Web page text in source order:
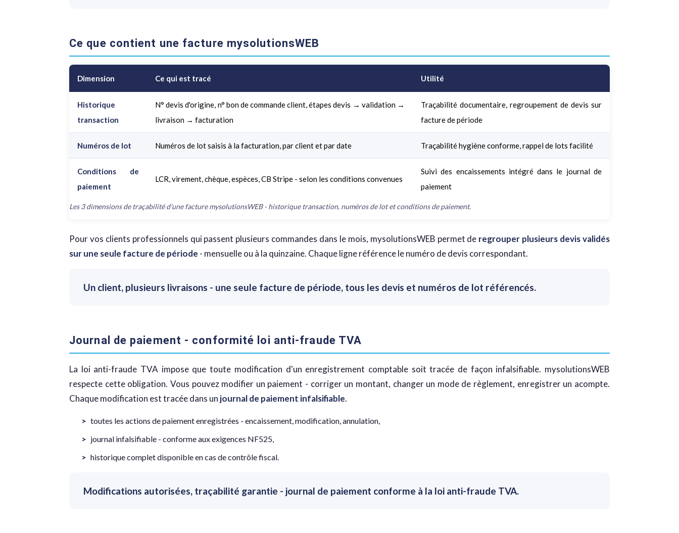
Ce que contient une facture mysolutionsWEB
Les 3 dimensions de traçabilité d'une facture mysolutionsWEB - historique transaction, numéros de lot et conditions de paiement.
Dimension Ce qui est tracé Utilité
Historique
transaction
N° devis d'origine, n° bon de commande client, étapes devis → validation →
livraison → facturation
Traçabilité documentaire, regroupement de devis sur
facture de période
Numéros de lot Numéros de lot saisis à la facturation, par client et par date Traçabilité hygiène conforme, rappel de lots facilité
Conditions de
paiement
LCR, virement, chèque, espèces, CB Stripe - selon les conditions convenues
Suivi des encaissements intégré dans le journal de
paiement
Pour vos clients professionnels qui passent plusieurs commandes dans le mois, mysolutionsWEB permet de regrouper plusieurs devis validés
sur une seule facture de période - mensuelle ou à la quinzaine. Chaque ligne référence le numéro de devis correspondant.
Un client, plusieurs livraisons - une seule facture de période, tous les devis et numéros de lot référencés.
Journal de paiement - conformité loi anti-fraude TVA
La loi anti-fraude TVA impose que toute modification d'un enregistrement comptable soit tracée de façon infalsifiable. mysolutionsWEB
respecte cette obligation. Vous pouvez modifier un paiement - corriger un montant, changer un mode de règlement, enregistrer un acompte.
Chaque modification est tracée dans un journal de paiement infalsifiable.
toutes les actions de paiement enregistrées - encaissement, modification, annulation,
journal infalsifiable - conforme aux exigences NF525,
historique complet disponible en cas de contrôle fiscal.
Modifications autorisées, traçabilité garantie - journal de paiement conforme à la loi anti-fraude TVA.